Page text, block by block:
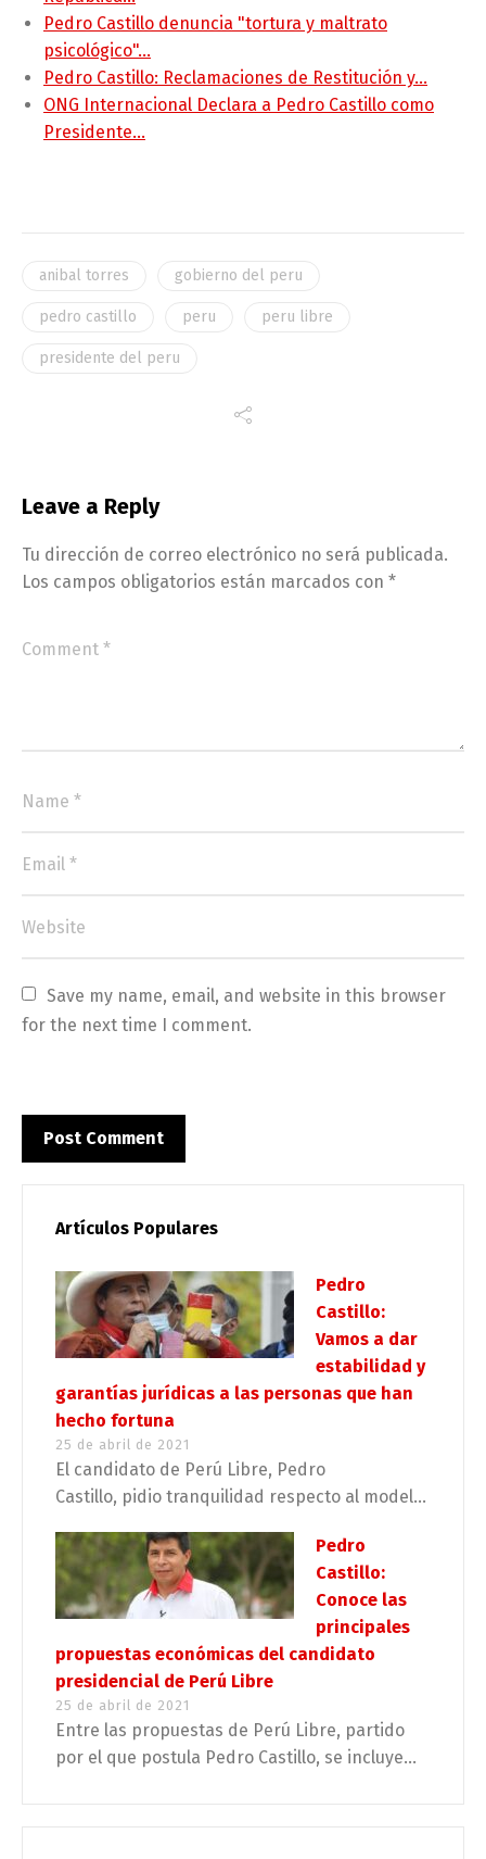
Pedro Castillo denuncia "tortura y maltrato
psicológico"…
Pedro Castillo: Reclamaciones de Restitución y…
ONG Internacional Declara a Pedro Castillo como
Presidente…
anibal torres gobierno del peru
pedro castillo peru peru libre
presidente del peru
Leave a Reply
Tu dirección de correo electrónico no será publicada.
Los campos obligatorios están marcados con *
Save my name, email, and website in this browser
for the next time I comment.
Artículos Populares
Pedro
Castillo:
Vamos a dar
estabilidad y
garantías jurídicas a las personas que han
hecho fortuna
25 de abril de 2021
El candidato de Perú Libre, Pedro
Castillo, pidio tranquilidad respecto al model...
Pedro
Castillo:
Conoce las
principales
propuestas económicas del candidato
presidencial de Perú Libre
25 de abril de 2021
Entre las propuestas de Perú Libre, partido
por el que postula Pedro Castillo, se incluye...